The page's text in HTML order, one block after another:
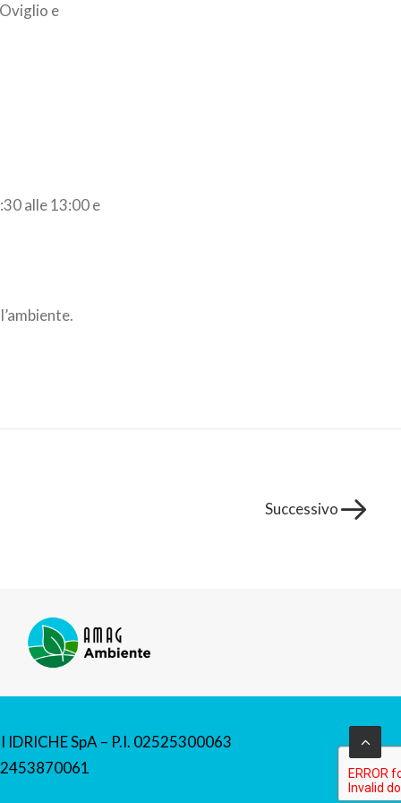
e
alle 13:00 e
Successivo
SpA – P.I. 02525300063